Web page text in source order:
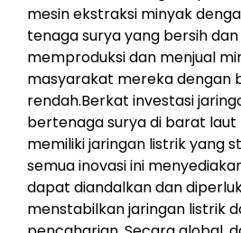
mesin ekstraksi minyak
tenaga surya yang bersih
memproduksi dan menjual
masyarakat mereka dengan
rendah.Berkat investasi
bertenaga surya di barat laut
memiliki jaringan listrik yang
semua inovasi ini
dapat diandalkan dan
menstabilkan jaringan listrik